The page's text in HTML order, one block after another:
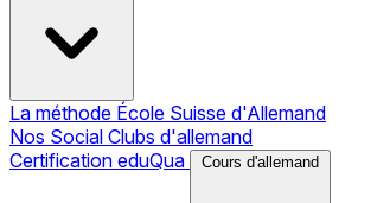
La méthode École Suisse d'Allemand
Nos Social Clubs d'allemand
Certification eduQua
Cours d'allemand